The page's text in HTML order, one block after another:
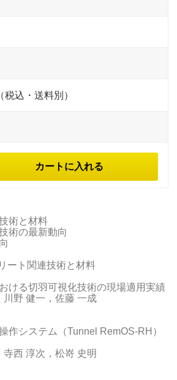
税込・送料別）
術と材料
術の最新動向
ート関連技術と材料
ける切羽可視化技術の現場適用実績
川野 健一，佐藤 一成
作システム（Tunnel RemOS-RH）
寺西 淳次，松嵜 史明